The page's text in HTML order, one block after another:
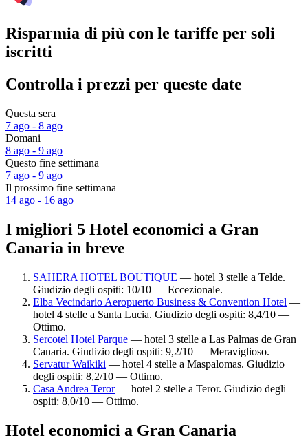
Risparmia di più con le tariffe per soli
iscritti
Controlla i prezzi per queste date
Questa sera
7 ago - 8 ago
Domani
8 ago - 9 ago
Questo fine settimana
7 ago - 9 ago
Il prossimo fine settimana
14 ago - 16 ago
I migliori 5 Hotel economici a Gran
Canaria in breve
SAHERA HOTEL BOUTIQUE — hotel 3 stelle a Telde.
Giudizio degli ospiti: 10/10 — Eccezionale.
Elba Vecindario Aeropuerto Business & Convention Hotel —
hotel 4 stelle a Santa Lucia. Giudizio degli ospiti: 8,4/10 —
Ottimo.
Sercotel Hotel Parque — hotel 3 stelle a Las Palmas de Gran
Canaria. Giudizio degli ospiti: 9,2/10 — Meraviglioso.
Servatur Waikiki — hotel 4 stelle a Maspalomas. Giudizio
degli ospiti: 8,2/10 — Ottimo.
Casa Andrea Teror— hotel 2 stelle a Teror. Giudizio degli
ospiti: 8,0/10 — Ottimo.
Hotel economici a Gran Canaria